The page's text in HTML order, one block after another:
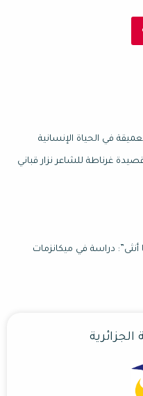
في الحياة الإنسانية
الإيقاعي في البيت 13 من قصيدة غرناطة للشاعر نزار قباني
أنثى”: دراسة في ميكانزمات
الجزائرية